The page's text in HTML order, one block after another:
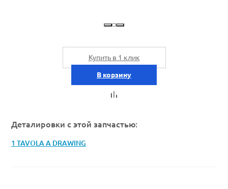
Купить в 1 клик
В корзину
Деталировки с этой запчастью:
1 TAVOLA A DRAWING